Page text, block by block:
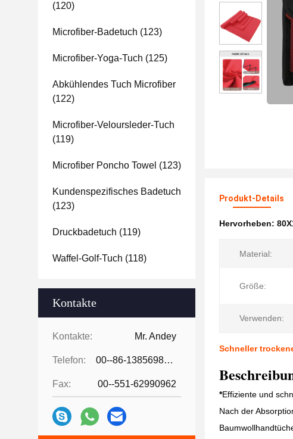
(120)
Microfiber-Badetuch (123)
Microfiber-Yoga-Tuch (125)
Abkühlendes Tuch Microfiber
(122)
Microfiber-Veloursleder-Tuch
(119)
Microfiber Poncho Towel (123)
Kundenspezifisches Badetuch
(123)
Druckbadetuch (119)
Waffel-Golf-Tuch (118)
Kontakte
Kontakte: Mr. Andey
Telefon: 00--86-13856986218
Fax: 00--551-62990962
Produkt-Details
Hervorheben:
Material:
Größe:
Verwenden:
Schneller
*Effiziente und
Nach der